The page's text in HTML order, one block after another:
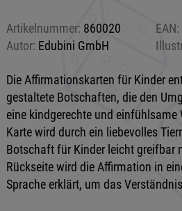
Artikelnummer: 860020 EAN:
Autor: Edubini GmbH
Die Affirmationskarten für Kinder
gestaltete Botschaften, die den
eine kindgerechte und einfühlsame
Karte wird durch ein liebevolles
Botschaft für Kinder leicht greifbar
Rückseite wird die Affirmation in
Sprache erklärt, um das